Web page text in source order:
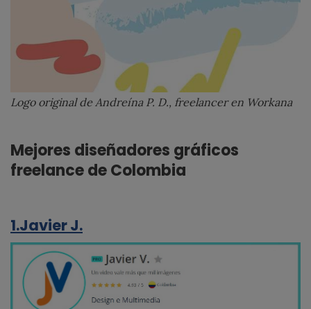
Logo original de Andreína P. D., freelancer en Workana
Mejores diseñadores gráficos
freelance de Colombia
1.Javier J.